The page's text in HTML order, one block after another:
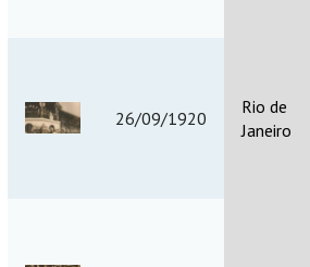
26/09/1920
Rio de
Janeiro